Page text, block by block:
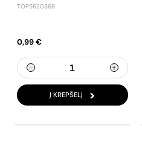
TOP5620368
0,99 €
Į KREPŠELĮ